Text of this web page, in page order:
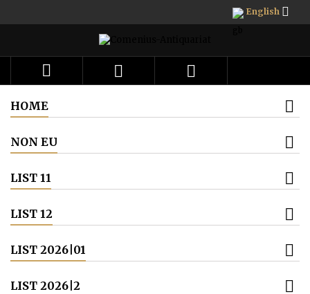
English 
  
HOME
NON EU
LIST 11
LIST 12
LIST 2026|01
LIST 2026|2